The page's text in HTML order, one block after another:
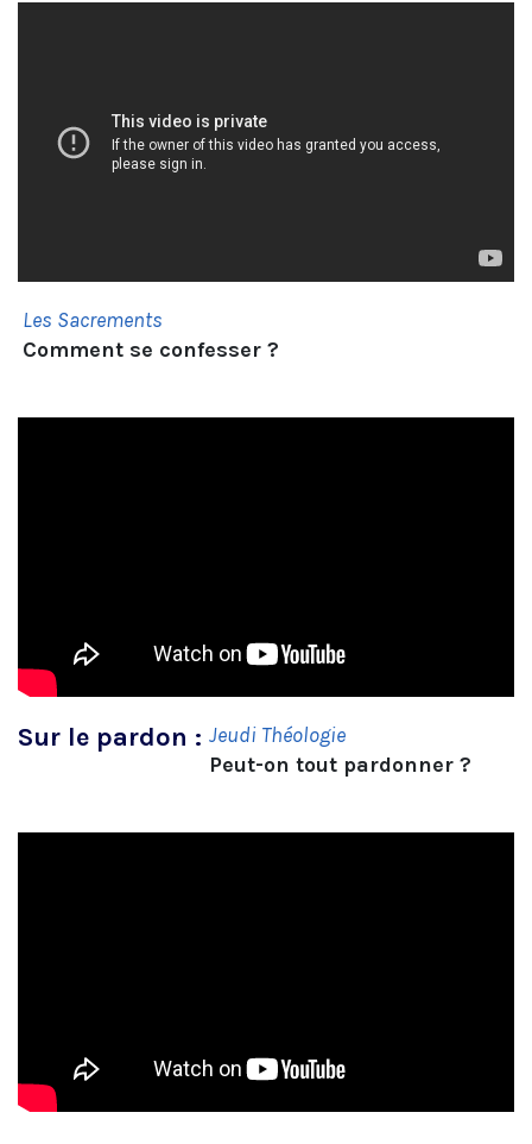
Les Sacrements
Comment se confesser ?
Sur le pardon : Jeudi Théologie
Peut-on tout pardonner ?